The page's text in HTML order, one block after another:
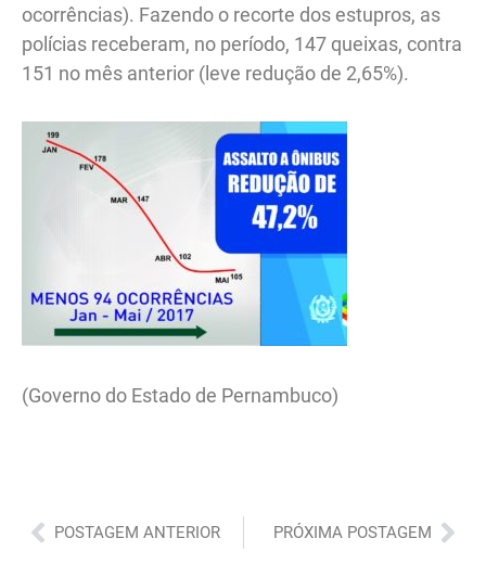
ocorrências). Fazendo o recorte dos estupros, as
polícias receberam, no período, 147 queixas, contra
151 no mês anterior (leve redução de 2,65%).
(Governo do Estado de Pernambuco)
Anterior
POSTAGEM ANTERIOR PRÓXIMA POSTAGEM